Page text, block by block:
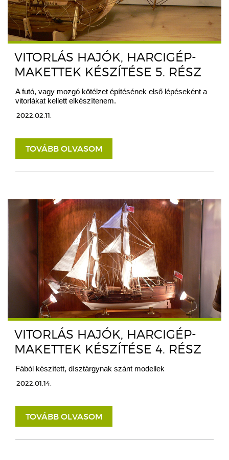
VITORLÁS HAJÓK, HARCIGÉP-
MAKETTEK KÉSZÍTÉSE 5. RÉSZ
A futó, vagy mozgó kötélzet építésének első lépéseként a
vitorlákat kellett elkészítenem.
2022.02.11.
TOVÁBB OLVASOM
VITORLÁS HAJÓK, HARCIGÉP-
MAKETTEK KÉSZÍTÉSE 4. RÉSZ
Fából készített, dísztárgynak szánt modellek
2022.01.14.
TOVÁBB OLVASOM